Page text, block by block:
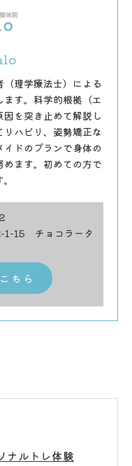
理学療法士）による
す。科学的根拠（エ
を突き止めて解説し
ハビリ、姿勢矯正な
ドのプランで身体の
ます。初めての方で
1-15 チョコラータ
ちら
ナルトレ体験